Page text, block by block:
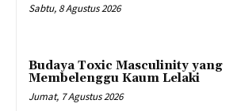
Sabtu, 8 Agustus 2026
Budaya Toxic Masculinity yang
Membelenggu Kaum Lelaki
Jumat, 7 Agustus 2026